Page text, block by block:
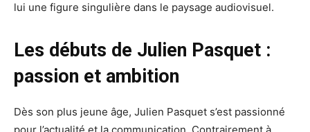
lui une figure singulière dans le paysage audiovisuel.
Les débuts de Julien Pasquet :
passion et ambition
Dès son plus jeune âge, Julien Pasquet s’est passionné